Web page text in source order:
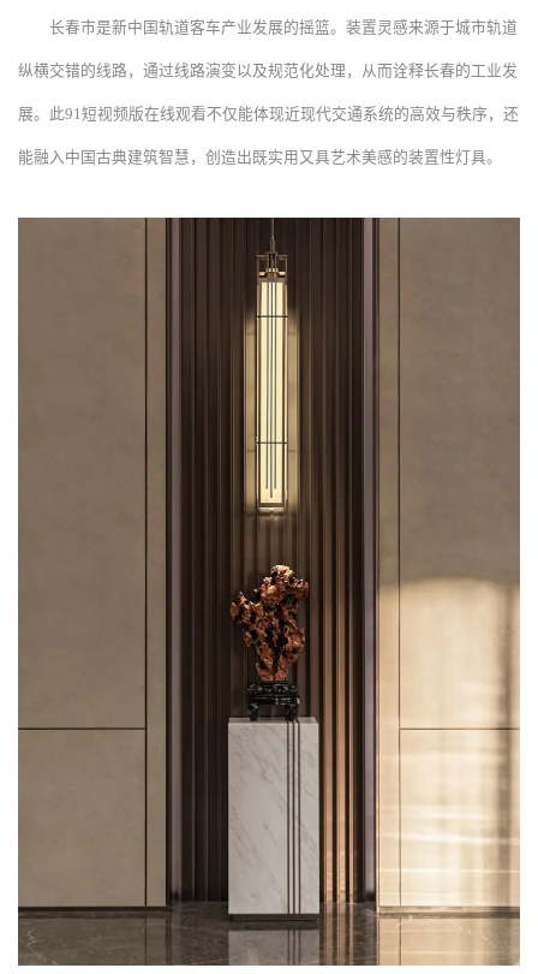
长春市是新中国轨道客车产业发展的摇篮。装置灵感来源于城市轨道
纵横交错的线路，通过线路演变以及规范化处理，从而诠释长春的工业发
展。此91短视频版在线观看不仅能体现近现代交通系统的高效与秩序，还
能融入中国古典建筑智慧，创造出既实用又具艺术美感的装置性灯具。